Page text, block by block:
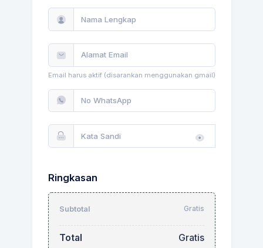
Email harus aktif (disarankan menggunakan gmail)
Ringkasan
Subtotal Gratis
Total Gratis